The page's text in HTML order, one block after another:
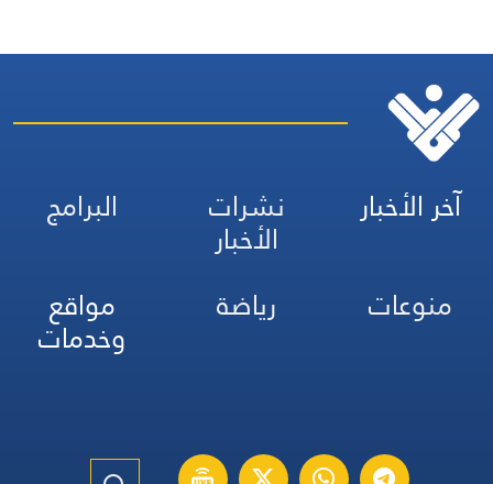
آخر الأخبار نشرات
الأخبار
البرامج
منوعات
رياضة مواقع
وخدمات